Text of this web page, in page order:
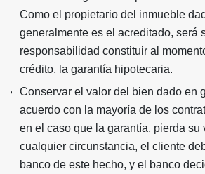
Como el propietario del inmueble
generalmente es el acreditado, será
responsabilidad constituir al
crédito, la garantía hipotecaria.
Conservar el valor del bien dado en
acuerdo con la mayoría de los
en el caso que la garantía, pierda su
cualquier circunstancia, el cliente
banco de este hecho, y el banco